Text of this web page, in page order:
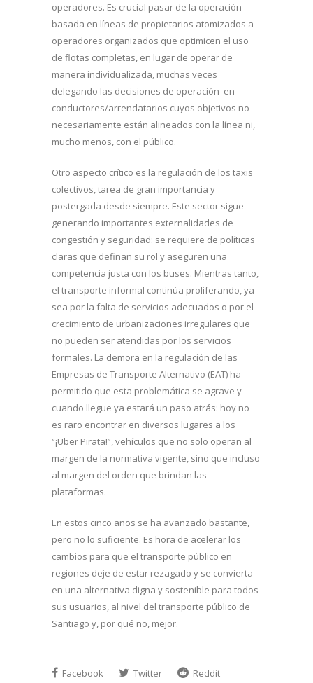
operadores. Es crucial pasar de la operación
basada en líneas de propietarios atomizados a
operadores organizados que optimicen el uso
de flotas completas, en lugar de operar de
manera individualizada, muchas veces
delegando las decisiones de operación en
conductores/arrendatarios cuyos objetivos no
necesariamente están alineados con la línea ni,
mucho menos, con el público.
Otro aspecto crítico es la regulación de los taxis
colectivos, tarea de gran importancia y
postergada desde siempre. Este sector sigue
generando importantes externalidades de
congestión y seguridad: se requiere de políticas
claras que definan su rol y aseguren una
competencia justa con los buses. Mientras tanto,
el transporte informal continúa proliferando, ya
sea por la falta de servicios adecuados o por el
crecimiento de urbanizaciones irregulares que
no pueden ser atendidas por los servicios
formales. La demora en la regulación de las
Empresas de Transporte Alternativo (EAT) ha
permitido que esta problemática se agrave y
cuando llegue ya estará un paso atrás: hoy no
es raro encontrar en diversos lugares a los
“¡Uber Pirata!”, vehículos que no solo operan al
margen de la normativa vigente, sino que incluso
al margen del orden que brindan las
plataformas.
En estos cinco años se ha avanzado bastante,
pero no lo suficiente. Es hora de acelerar los
cambios para que el transporte público en
regiones deje de estar rezagado y se convierta
en una alternativa digna y sostenible para todos
sus usuarios, al nivel del transporte público de
Santiago y, por qué no, mejor.
Facebook Twitter
Reddit